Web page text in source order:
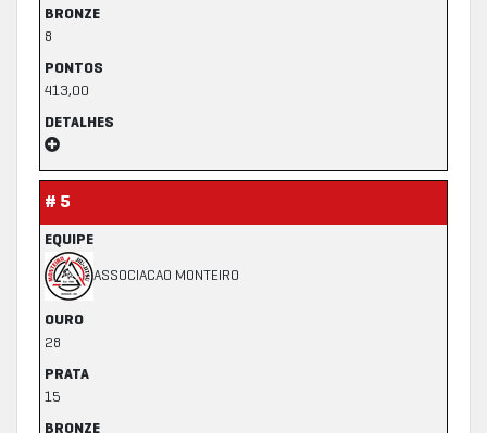
BRONZE
8
PONTOS
413,00
DETALHES
# 5
EQUIPE
ASSOCIACAO MONTEIRO
OURO
28
PRATA
15
BRONZE